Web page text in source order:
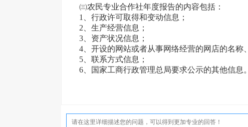
㈢农民专业合作社年度报告的内容包括：
1、行政许可取得和变动信息；
2、生产经营信息；
3、资产状况信息；
4、开设的网站或者从事网络经营的网店的名称
5、联系方式信息；
6、国家工商行政管理总局要求公示的其他信息。